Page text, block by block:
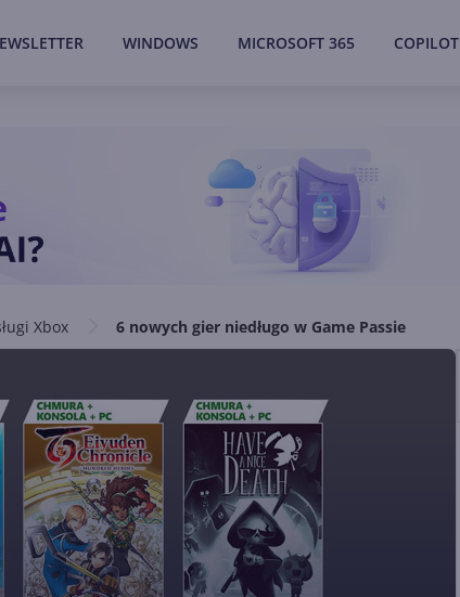
WINDOWS MICROSOFT 365 COPILOT
Xbox 6 nowych gier niedługo w Game Passie